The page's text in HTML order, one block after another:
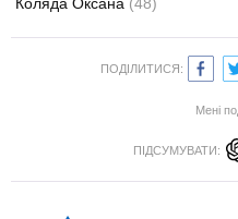
ПОДІЛИТИСЯ:
Мені
ПІДСУМУВАТИ: